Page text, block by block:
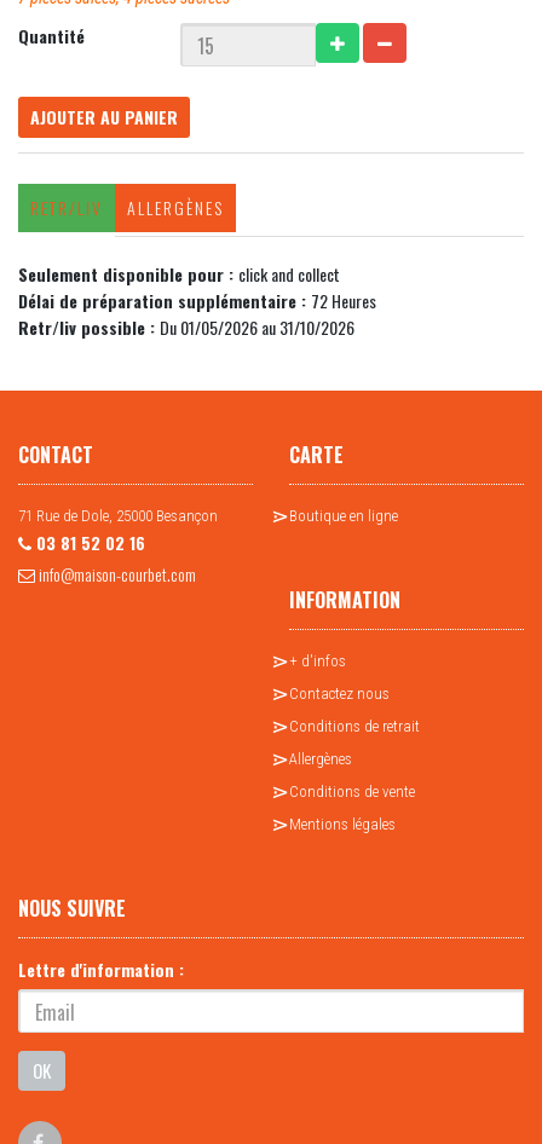
Quantité
AJOUTER AU PANIER
RETR/LIV ALLERGÈNES
Seulement disponible pour : click and collect
Délai de préparation supplémentaire : 72 Heures
Retr/liv possible : Du 01/05/2026 au 31/10/2026
CONTACT
71 Rue de Dole, 25000 Besançon
03 81 52 02 16
info@maison-courbet.com
CARTE
Boutique en ligne
INFORMATION
+ d'infos
Contactez nous
Conditions de retrait
Allergènes
Conditions de vente
Mentions légales
NOUS SUIVRE
Lettre d'information :
OK